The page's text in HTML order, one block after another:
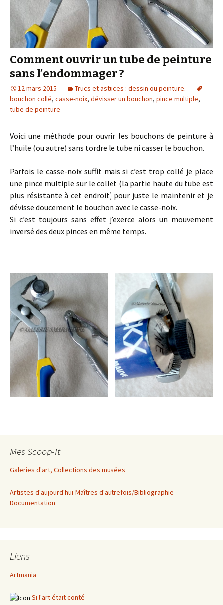
Comment ouvrir un tube de peinture
sans l’endommager ?
12 mars 2015
Trucs et astuces : dessin ou peinture.
bouchon collé, casse-noix, dévisser un bouchon, pince multiple,
tube de peinture
Voici une méthode pour ouvrir les bouchons de peinture à
l’huile (ou autre) sans tordre le tube ni casser le bouchon.
Parfois le casse-noix suffit mais si c’est trop collé je place
une pince multiple sur le collet (la partie haute du tube est
plus résistante à cet endroit) pour juste le maintenir et je
dévisse doucement le bouchon avec le casse-noix.
Si c’est toujours sans effet j’exerce alors un mouvement
inversé des deux pinces en même temps.
Mes Scoop-It
Galeries d'art, Collections des musées
Artistes d'aujourd'hui-Maîtres d'autrefois/Bibliographie-
Documentation
Liens
Artmania
Si l'art était conté